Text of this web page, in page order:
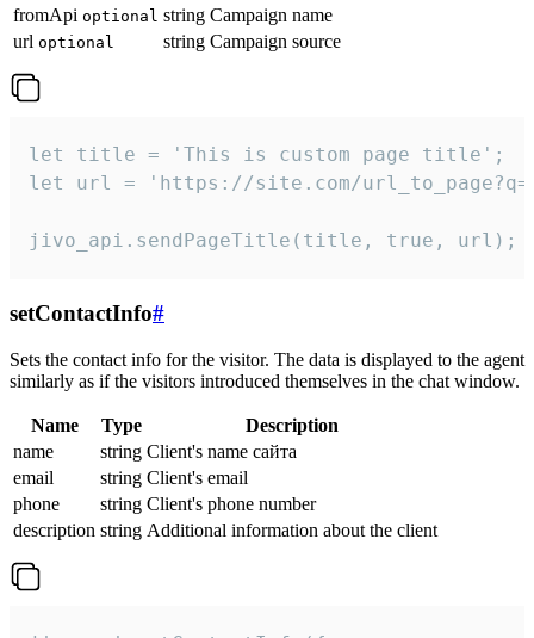
fromApi optional string Campaign name
url optional string Campaign source
let title = 'This is custom page title';
let url = 'https://site.com/
jivo_api.sendPageTitle(title, true, url);
setContactInfo#
Sets the contact info for the visitor. The data is displayed to the agent
similarly as if the visitors introduced themselves in the chat window.
Name Type
Description
name
string Client's name сайта
email
string Client's email
phone
string Client's phone number
description string Additional information about the client